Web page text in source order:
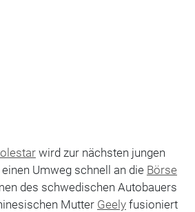
wird zur nächsten jungen
Umweg schnell an die Börse
des schwedischen Autobauers
Mutter Geelyfusioniert